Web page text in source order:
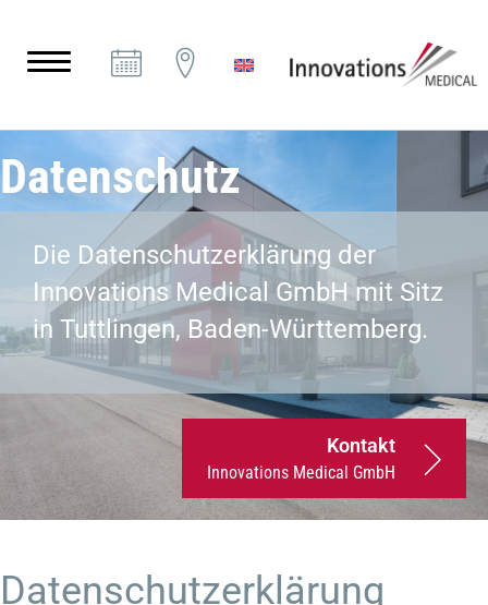
Datenschutz
Die Datenschutzerklärung der
Innovations Medical GmbH mit Sitz
in Tuttlingen, Baden-Württemberg.
Kontakt
Innovations Medical GmbH
Datenschutz­erklärung